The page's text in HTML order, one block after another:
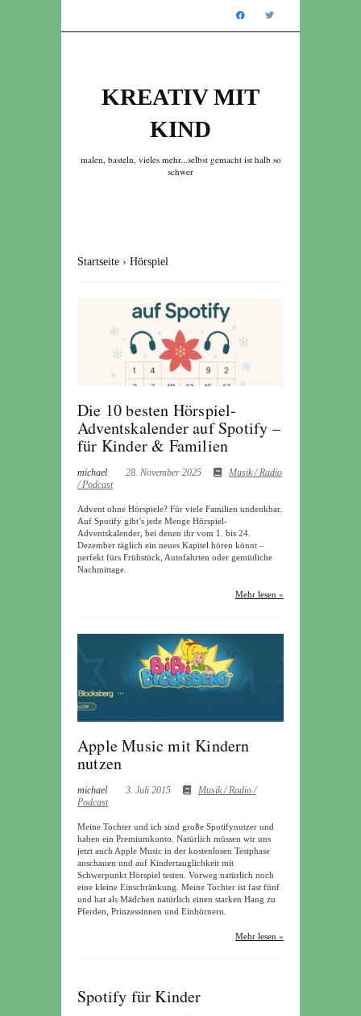
KREATIV MIT
KIND
malen, basteln, vieles mehr...selbst gemacht ist halb so
schwer
Startseite › Hörspiel
Die 10 besten Hörspiel-
Adventskalender auf Spotify –
für Kinder & Familien
michael 28. November 2025
Musik / Radio
/ Podcast
Advent ohne Hörspiele? Für viele Familien undenkbar.
Auf Spotify gibt’s jede Menge Hörspiel-
Adventskalender, bei denen ihr vom 1. bis 24.
Dezember täglich ein neues Kapitel hören könnt –
perfekt fürs Frühstück, Autofahrten oder gemütliche
Nachmittage.
Mehr lesen »
Apple Music mit Kindern
nutzen
michael 3. Juli 2015
Musik / Radio /
Podcast
Meine Tochter und ich sind große Spotifynutzer und
haben ein Premiumkonto. Natürlich müssen wir uns
jetzt auch Apple Music in der kostenlosen Testphase
anschauen und auf Kindertauglichkeit mit
Schwerpunkt Hörspiel testen. Vorweg natürlich noch
eine kleine Einschränkung. Meine Tochter ist fast fünf
und hat als Mädchen natürlich einen starken Hang zu
Pferden, Prinzessinnen und Einhörnern.
Mehr lesen »
Spotify für Kinder